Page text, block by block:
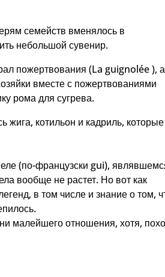
семейств вменялось в
небольшой сувенир.
пожертвования (La guignolée ), а
вместе с пожертвованиями
рома для сугрева.
котильон и кадриль, которые
(по-французски gui),
вообще не растет. Но вот как
в том числе и знание о том,
малейшего отношения, хотя,